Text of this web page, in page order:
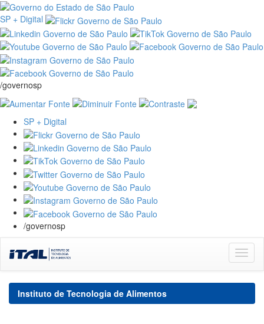
SP + Digital
/governosp
SP + Digital
/governosp
navigation
Instituto de Tecnologia de Alimentos